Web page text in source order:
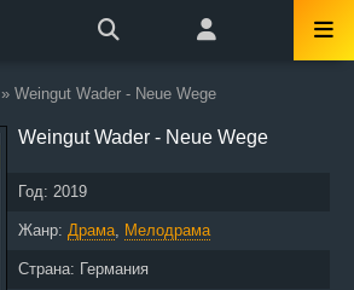
» Weingut Wader - Neue Wege
Weingut Wader - Neue Wege
Год: 2019
Жанр: Драма, Мелодрама
Страна: Германия